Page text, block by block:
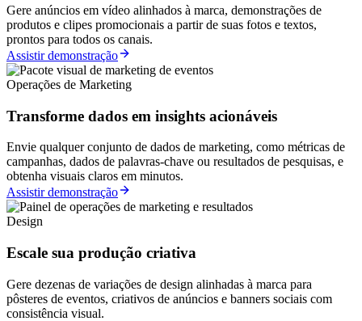
Gere anúncios em vídeo alinhados à marca, demonstrações de
produtos e clipes promocionais a partir de suas fotos e textos,
prontos para todos os canais.
Assistir demonstração
Operações de Marketing
Transforme dados em insights acionáveis
Envie qualquer conjunto de dados de marketing, como métricas de
campanhas, dados de palavras-chave ou resultados de pesquisas, e
obtenha visuais claros em minutos.
Assistir demonstração
Design
Escale sua produção criativa
Gere dezenas de variações de design alinhadas à marca para
pôsteres de eventos, criativos de anúncios e banners sociais com
consistência visual.